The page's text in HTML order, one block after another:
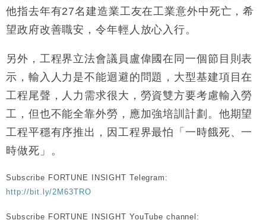
12:44
財經｜日本春季三度入市撐日圓 4月單日斥6.28萬億
日圓干預創新高
張
15:59
財經｜SA售股自救後再出手 斥4億美元押注未上市公
司
他指去年有27名建造業工友在工業意外中死亡，希
望政府改善職安，令年輕人放心入行。
另外，工程界立法會議員盧偉國在同一個節目則表
示，輸入人力是不能迴避的問題，大型基建項目在
工程尾聲，人力需求很大，勞資雙方要考慮輸入勞
工，但也不能全靠外勞，應加強培訓計劃。他期望
工程平穩有序推出，因工程界最怕「一時餓死、一
時做死」。
Subscribe FORTUNE INSIGHT Telegram:
http://bit.ly/2M63TRO
Subscribe FORTUNE INSIGHT YouTube channel: